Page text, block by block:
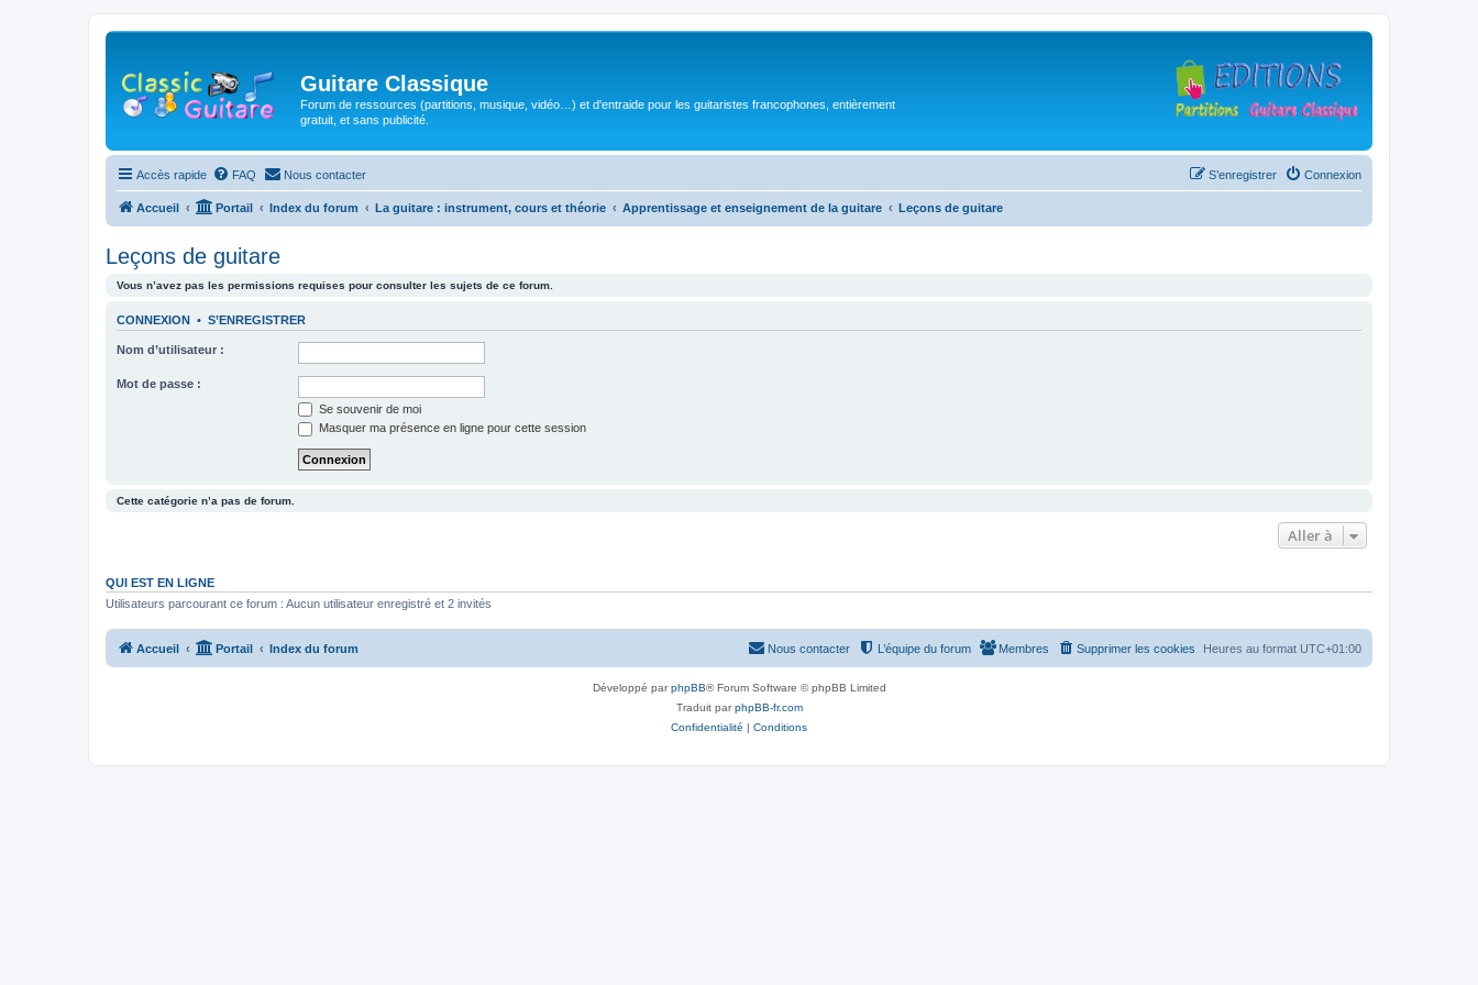
Guitare Classique
Forum de ressources (partitions, musique, vidéo…) et d'entraide pour les guitaristes francophones, entièrement
gratuit, et sans publicité.
Accès rapide FAQ Nous contacter Connexion
S’enregistrer
Accueil Portail Index du forum La guitare : instrument, cours et théorie Apprentissage et enseignement de la guitare Leçons de guitare
Leçons de guitare
Vous n’avez pas les permissions requises pour consulter les sujets de ce forum.
CONNEXION • S’ENREGISTRER
Nom d’utilisateur :
Mot de passe :
Se souvenir de moi
Masquer ma présence en ligne pour cette session
Cette catégorie n’a pas de forum.
Aller à
QUI EST EN LIGNE
Utilisateurs parcourant ce forum : Aucun utilisateur enregistré et 2 invités
Accueil Portail Index du forum Heures au format UTC+01:00
Supprimer les cookies
Membres
L’équipe du forum
Nous contacter
Développé parphpBB® Forum Software © phpBB Limited
Traduit parphpBB-fr.com
Confidentialité | Conditions